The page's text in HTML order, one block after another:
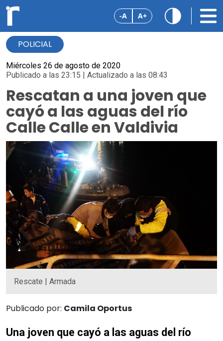
-A A+
POLICIAL
Miércoles 26 de agosto de 2020
Publicado a las 23:15 | Actualizado a las 08:43
Rescatan a una joven que
cayó a las aguas del río
Calle Calle en Valdivia
Rescate | Armada
Publicado por: Camila Oportus
Una joven que cayó a las aguas del río